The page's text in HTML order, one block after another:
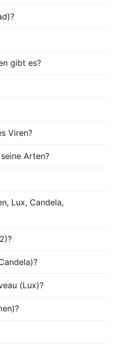
gibt es?
Viren?
Arten?
Lux, Candela,
(Lux)?